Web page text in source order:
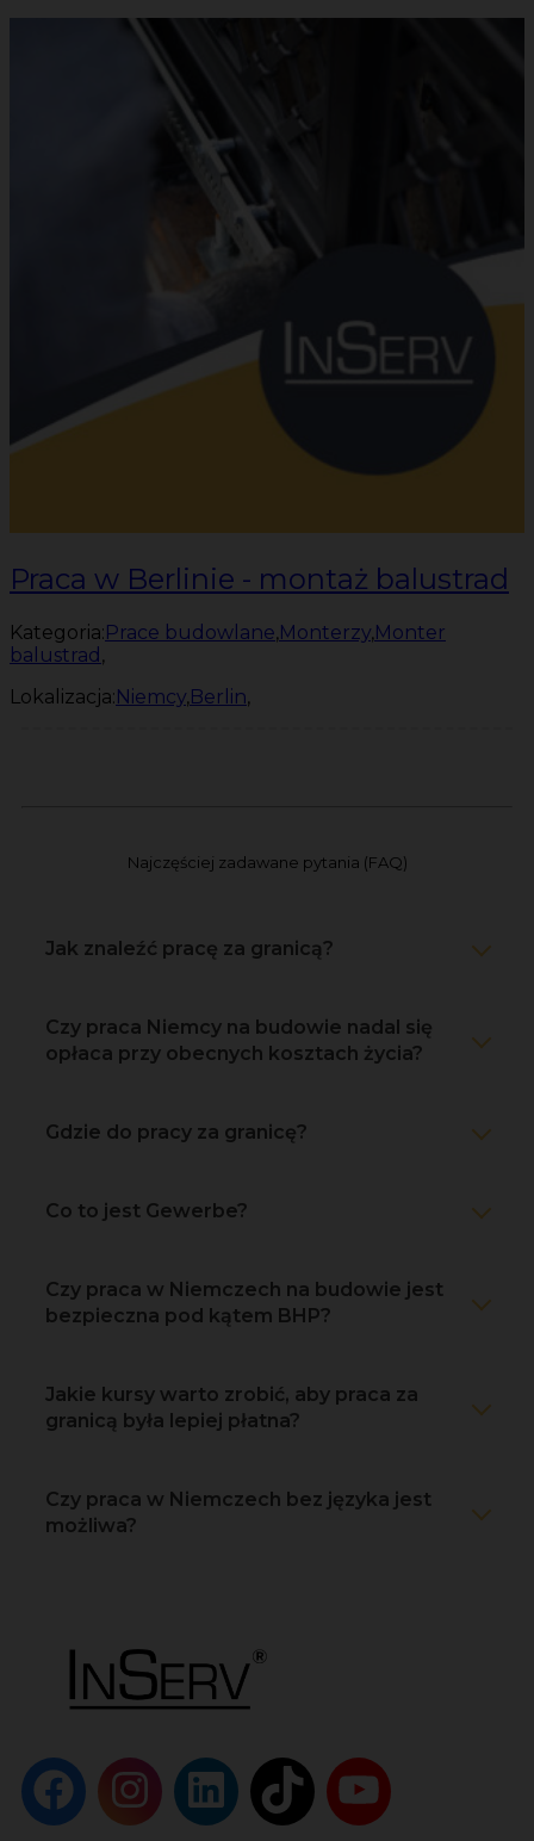
Praca w Berlinie - montaż balustrad
Kategoria:Prace budowlane,Monterzy,Monter
balustrad ,
Lokalizacja:Niemcy,Berlin,
Najczęściej zadawane pytania (FAQ)
Jak znaleźć pracę za granicą?
Czy praca Niemcy na budowie nadal się
opłaca przy obecnych kosztach życia?
Gdzie do pracy za granicę?
Co to jest Gewerbe?
Czy praca w Niemczech na budowie jest
bezpieczna pod kątem BHP?
Jakie kursy warto zrobić, aby praca za
granicą była lepiej płatna?
Czy praca w Niemczech bez języka jest
możliwa?